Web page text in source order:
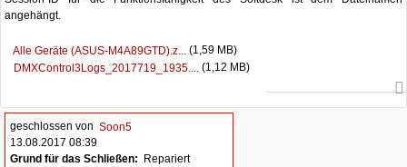
angehängt.
Alle Geräte (ASUS-M4A89GTD).z... (1,59 MB)
DMXControl3Logs_2017719_1935.... (1,12 MB)
geschlossen von Soon5
13.08.2017 08:39
Grund für das Schließen: Repariert